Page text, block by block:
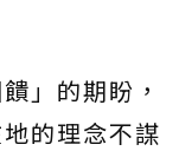
」的期盼，
的理念不謀